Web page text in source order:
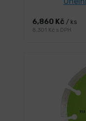
6,860 Kč / ks
8,301 Kč s DPH